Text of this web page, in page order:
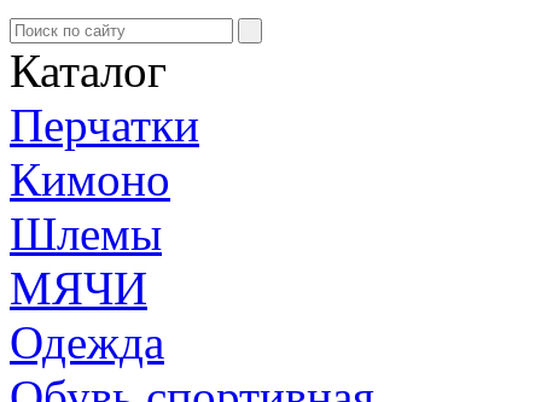
Каталог
Перчатки
Кимоно
Шлемы
МЯЧИ
Одежда